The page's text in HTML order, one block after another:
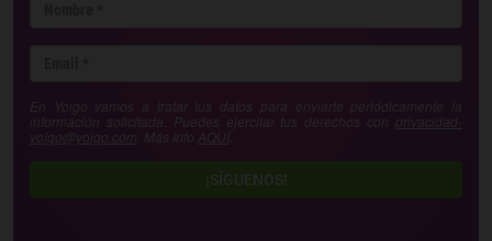
En Yoigo vamos a tratar tus datos para enviarte periódicamente la
información solicitada. Puedes ejercitar tus derechos con privacidad-
yoigo@yoigo.com . Más Info AQUÍ
¡SÍGUENOS!